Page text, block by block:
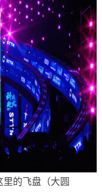
的飞盘（大圆